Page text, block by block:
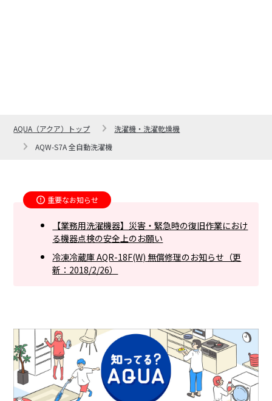
AQUA（アクア）トップ
洗濯機・洗濯乾燥機
AQW-S7A 全自動洗濯機
重要なお知らせ
【業務用洗濯機器】災害・緊急時の復旧作業におけ
る機器点検の安全上のお願い
冷凍冷蔵庫 AQR-18F(W) 無償修理のお知らせ（更
新：2018/2/26）